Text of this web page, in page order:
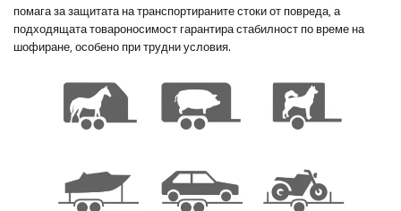
помага за защитата на транспортираните стоки от повреда, а
подходящата товароносимост гарантира стабилност по време на
шофиране, особено при трудни условия.